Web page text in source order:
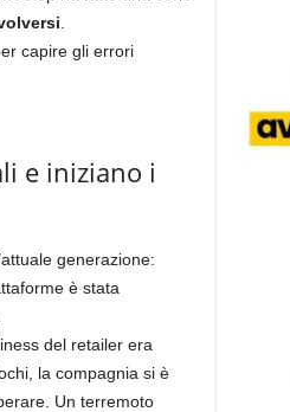
capire gli errori
e iniziano i
generazione:
è stata
del retailer era
la compagnia si è
Un terremoto